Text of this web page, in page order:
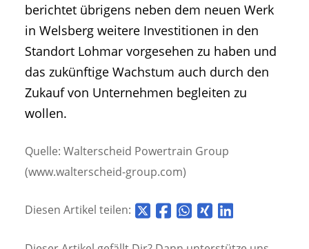
berichtet übrigens neben dem neuen Werk
in Welsberg weitere Investitionen in den
Standort Lohmar vorgesehen zu haben und
das zukünftige Wachstum auch durch den
Zukauf von Unternehmen begleiten zu
wollen.
Quelle: Walterscheid Powertrain Group
(www.walterscheid-group.com)
Diesen Artikel teilen: